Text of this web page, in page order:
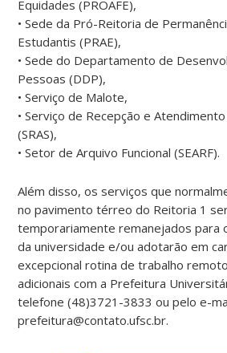
Equidades (PROAFE),
• Sede da Pró-Reitoria de
Estudantis (PRAE),
• Sede do Departamento de
Pessoas (DDP),
• Serviço de Malote,
• Serviço de Recepção e
(SRAS),
• Setor de Arquivo Funcional (SEARF).
Além disso, os serviços que
no pavimento térreo do Reitoria 1
temporariamente remanejados para
da universidade e/ou adotarão em
excepcional rotina de trabalho
adicionais com a Prefeitura
telefone (48)3721-3833 ou pelo e-
prefeitura@contato.ufsc.br.